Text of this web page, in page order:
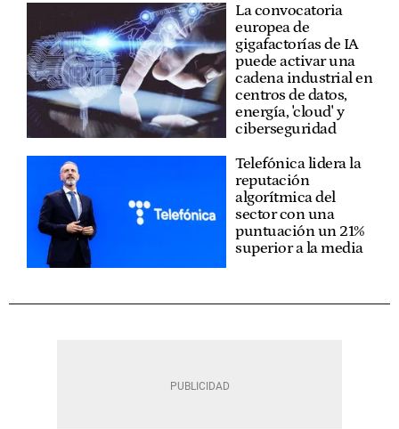
La convocatoria
europea de
gigafactorías de IA
puede activar una
cadena industrial en
centros de datos,
energía, 'cloud' y
ciberseguridad
Telefónica lidera la
reputación
algorítmica del
sector con una
puntuación un 21%
superior a la media